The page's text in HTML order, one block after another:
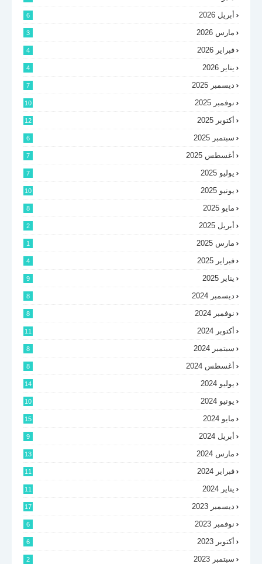
أبريل 2026 6
مارس 2026 3
فبراير 2026 4
يناير 2026 4
ديسمبر 2025 7
نوفمبر 2025 10
أكتوبر 2025 12
سبتمبر 2025 6
أغسطس 2025 7
يوليو 2025 7
يونيو 2025 10
مايو 2025 8
أبريل 2025 2
مارس 2025 1
فبراير 2025 4
يناير 2025 9
ديسمبر 2024 8
نوفمبر 2024 8
أكتوبر 2024 11
سبتمبر 2024 8
أغسطس 2024 8
يوليو 2024 14
يونيو 2024 10
مايو 2024 15
أبريل 2024 9
مارس 2024 13
فبراير 2024 11
يناير 2024 11
ديسمبر 2023 17
نوفمبر 2023 6
أكتوبر 2023 6
سبتمبر 2023 2